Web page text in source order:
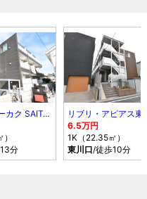
リブリ・トーカク SAITAMA
分
リブリ・アピアス東
6.5万円
1K（22.35㎡）
東川口/徒歩10分